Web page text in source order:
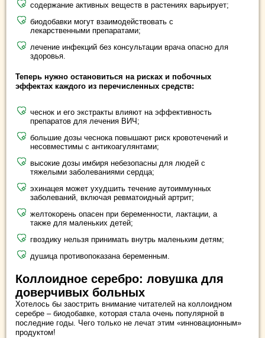
содержание активных веществ в растениях варьирует;
биодобавки могут взаимодействовать с
лекарственными препаратами;
лечение инфекций без консультации врача опасно для
здоровья.
Теперь нужно остановиться на рисках и побочных
эффектах каждого из перечисленных средств:
чеснок и его экстракты влияют на эффективность
препаратов для лечения ВИЧ;
большие дозы чеснока повышают риск кровотечений и
несовместимы с антикоагулянтами;
высокие дозы имбиря небезопасны для людей с
тяжелыми заболеваниями сердца;
эхинацея может ухудшить течение аутоиммунных
заболеваний, включая ревматоидный артрит;
желтокорень опасен при беременности, лактации, а
также для маленьких детей;
гвоздику нельзя принимать внутрь маленьким детям;
душица противопоказана беременным.
Коллоидное серебро: ловушка для
доверчивых больных
Хотелось бы заострить внимание читателей на коллоидном
серебре – биодобавке, которая стала очень популярной в
последние годы. Чего только не лечат этим «инновационным»
продуктом!